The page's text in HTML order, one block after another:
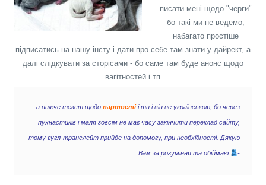
писати мені щодо "черги"
бо такі ми не ведемо,
набагато простіше
підписатись на нашу інсту і дати про себе там знати у дайрект, а
далі слідкувати за сторісами - бо саме там буде анонс щодо
вагітностей і тп
-а нижче текст щодовартостіі тп і він не українською, бо через
пухнастиків і маля зовсім не має часу закінчити переклад сайту,
тому гугл-транслейт прийде на допомогу, при необхідності. Дякую
Вам за розуміння та обіймаю -